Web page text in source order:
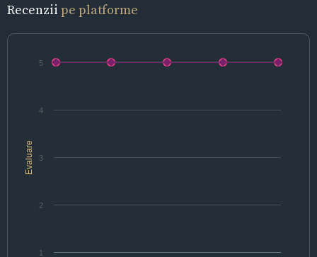
Recenzii pe platforme
Evaluare
1
2
3
4
5